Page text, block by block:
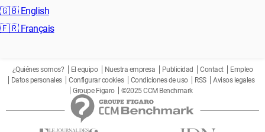
🇬🇧 English
🇫🇷 Français
¿Quiénes somos? El equipo Nuestra empresa Publicidad Contact
Empleo
Datos personales
Configurar cookies Condiciones de uso RSS
Avisos legales
Groupe Figaro
©2025 CCM Benchmark